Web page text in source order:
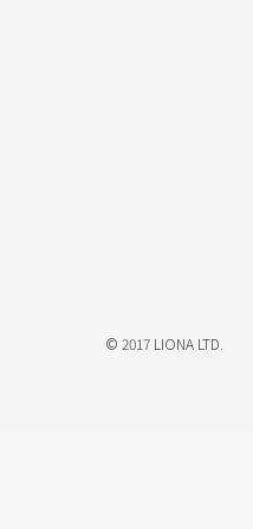
© 2017 LIONA LTD.